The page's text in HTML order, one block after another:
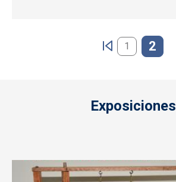
1 2
Exposiciones